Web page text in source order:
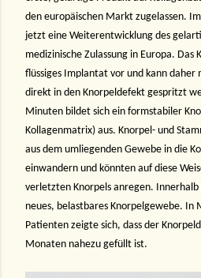
den europäischen Markt zugelassen.
jetzt eine Weiterentwicklung des
medizinische Zulassung in Europa. Das
flüssiges Implantat vor und kann daher
direkt in den Knorpeldefekt gespritzt
Minuten bildet sich ein formstabiler
Kollagenmatrix) aus. Knorpel- und
aus dem umliegenden Gewebe in die
einwandern und könnten auf diese
verletzten Knorpels anregen.
neues, belastbares Knorpelgewebe. In
Patienten zeigte sich, dass der
Monaten nahezu gefüllt ist.